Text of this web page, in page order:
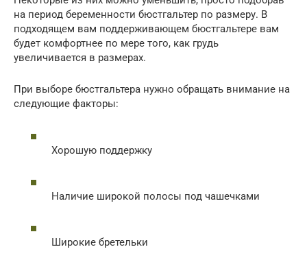
на период беременности бюстгальтер по размеру. В
подходящем вам поддерживающем бюстгальтере вам
будет комфортнее по мере того, как грудь
увеличивается в размерах.
При выборе бюстгальтера нужно обращать внимание на
следующие факторы:
Хорошую поддержку
Наличие широкой полосы под чашечками
Широкие бретельки